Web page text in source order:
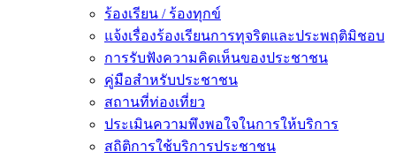
ร้องเรียน / ร้องทุกข์
แจ้งเรื่องร้องเรียนการทุจริตและประพฤติมิชอบ
การรับฟังความคิดเห็นของประชาชน
คู่มือสำหรับประชาชน
สถานที่ท่องเที่ยว
ประเมินความพึงพอใจในการให้บริการ
สถิติการใช้บริการประชาชน